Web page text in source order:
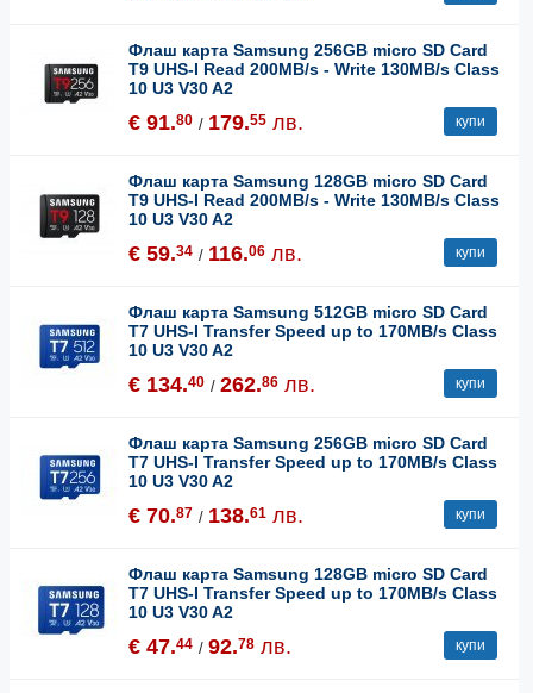
Флаш карта Samsung 256GB micro SD Card
T9 UHS-I Read 200MB/s - Write 130MB/s Class
10 U3 V30 A2
€ 91.80 / 179.55 лв. купи
Флаш карта Samsung 128GB micro SD Card
T9 UHS-I Read 200MB/s - Write 130MB/s Class
10 U3 V30 A2
€ 59.34 / 116.06 лв. купи
Флаш карта Samsung 512GB micro SD Card
T7 UHS-I Transfer Speed up to 170MB/s Class
10 U3 V30 A2
€ 134.40 / 262.86 лв. купи
Флаш карта Samsung 256GB micro SD Card
T7 UHS-I Transfer Speed up to 170MB/s Class
10 U3 V30 A2
€ 70.87 / 138.61 лв. купи
Флаш карта Samsung 128GB micro SD Card
T7 UHS-I Transfer Speed up to 170MB/s Class
10 U3 V30 A2
€ 47.44 / 92.78 лв. купи